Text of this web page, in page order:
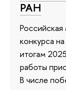
РАН
Российская
конкурса
итогам
работы
В числе